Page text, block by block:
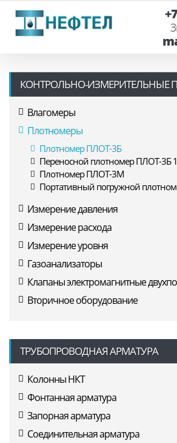
КОНТРОЛЬНО-ИЗМЕРИТЕЛЬНЫЕ
Влагомеры
Плотномеры
Плотномер ПЛОТ-3Б
Переносной плотномер ПЛОТ-3Б
Плотномер ПЛОТ-3М
Портативный погружной
Измерение давления
Измерение расхода
Измерение уровня
Газоанализаторы
Клапаны электромагнитные
Вторичное оборудование
ТРУБОПРОВОДНАЯ АРМАТУРА
Колонны НКТ
Фонтанная арматура
Запорная арматура
Соединительная арматура